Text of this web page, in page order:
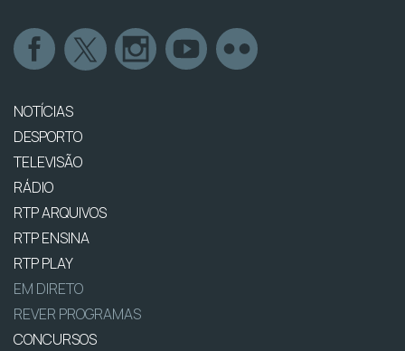
NOTÍCIAS
DESPORTO
TELEVISÃO
RÁDIO
RTP ARQUIVOS
RTP ENSINA
RTP PLAY
EM DIRETO
REVER PROGRAMAS
CONCURSOS